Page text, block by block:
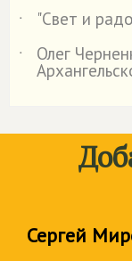
˙
"Свет и
˙
Олег
Сергей